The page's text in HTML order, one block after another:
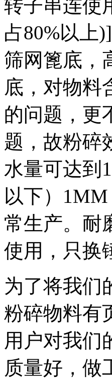
转子串连使
占80%以上
筛网篦底，
底，对物料
的问题，更
题，故粉碎
水量可达到
以下）
常生产。耐
使用，只换
为了将我们
粉碎物料有
用户对我们
质量好，做